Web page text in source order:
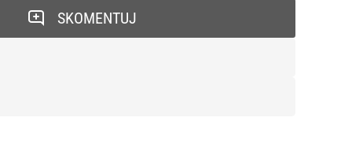
SKOMENTUJ